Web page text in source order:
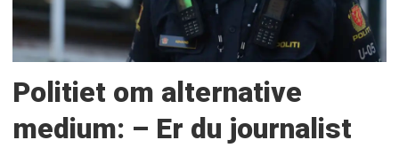
Politiet om alternative
medium: – Er du journalist